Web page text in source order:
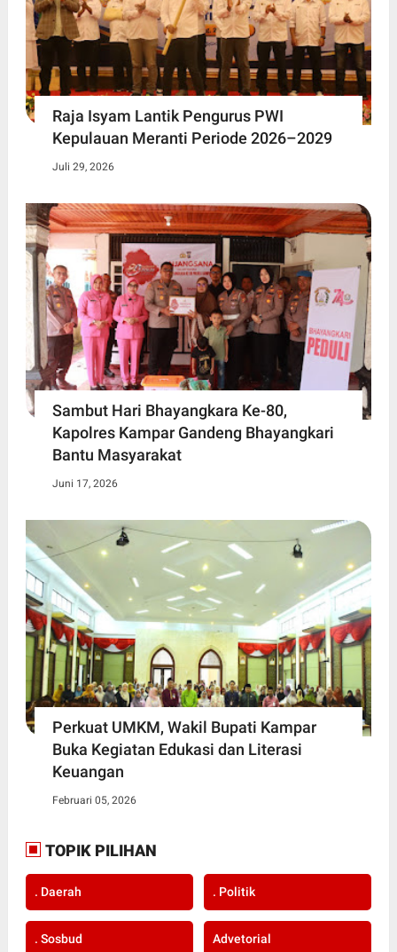
Raja Isyam Lantik Pengurus PWI
Kepulauan Meranti Periode 2026–2029
Juli 29, 2026
Sambut Hari Bhayangkara Ke-80,
Kapolres Kampar Gandeng Bhayangkari
Bantu Masyarakat
Juni 17, 2026
Perkuat UMKM, Wakil Bupati Kampar
Buka Kegiatan Edukasi dan Literasi
Keuangan
Februari 05, 2026
TOPIK PILIHAN
. Daerah . Politik
. Sosbud Advetorial